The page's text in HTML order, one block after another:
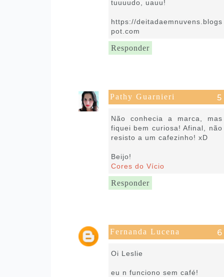
tuuuudo, uauu!
https://deitadaemnuvens.blogs
pot.com
Responder
Pathy Guarnieri
Não conhecia a marca, mas
fiquei bem curiosa! Afinal, não
resisto a um cafezinho! xD
Beijo!
Cores do Vício
Responder
Fernanda Lucena
Oi Leslie
eu n funciono sem café!